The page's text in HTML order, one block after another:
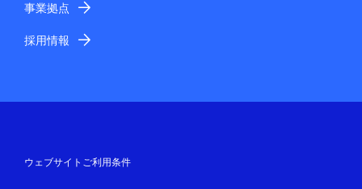
事業拠点
採用情報
ウェブサイトご利用条件